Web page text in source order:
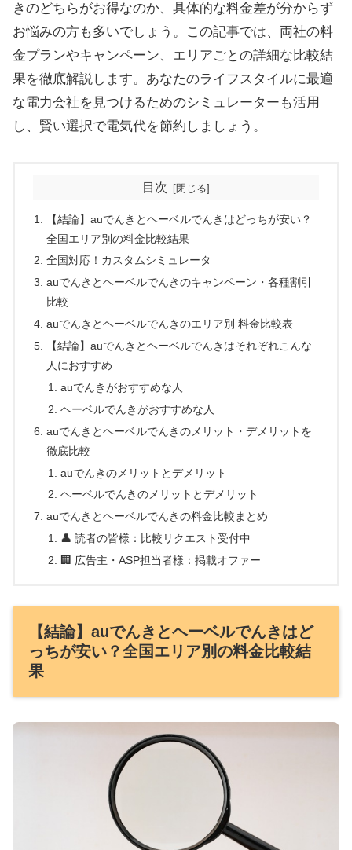
きのどちらがお得なのか、具体的な料金差が分からず
お悩みの方も多いでしょう。この記事では、両社の料
金プランやキャンペーン、エリアごとの詳細な比較結
果を徹底解説します。あなたのライフスタイルに最適
な電力会社を見つけるためのシミュレーターも活用
し、賢い選択で電気代を節約しましょう。
目次
【結論】auでんきとヘーベルでんきはどっちが安い？
全国エリア別の料金比較結果
全国対応！カスタムシミュレータ
auでんきとヘーベルでんきのキャンペーン・各種割引
比較
auでんきとヘーベルでんきのエリア別 料金比較表
【結論】auでんきとヘーベルでんきはそれぞれこんな
人におすすめ
auでんきがおすすめな人
ヘーベルでんきがおすすめな人
auでんきとヘーベルでんきのメリット・デメリットを
徹底比較
auでんきのメリットとデメリット
ヘーベルでんきのメリットとデメリット
auでんきとヘーベルでんきの料金比較まとめ
👤 読者の皆様：比較リクエスト受付中
🏢 広告主・ASP担当者様：掲載オファー
【結論】auでんきとヘーベルでんきはど
っちが安い？全国エリア別の料金比較結
果